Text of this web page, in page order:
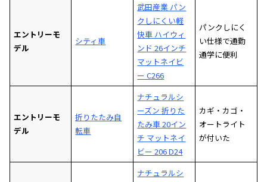
エントリーモ
デル
シティ車
武田産業 パン
クしにくい軽
快車 ハイウィ
ンド 26インチ
マットネイビ
ー C266
パンクしにく
い仕様で通勤
通学に便利
エントリーモ
デル
折りたたみ自
転車
ナチュラルシ
ーズン 折りた
たみ車 20イン
チ マットネイ
ビー 206 D24
カギ・カゴ・
オートライト
が付いた
ナチュラルシ